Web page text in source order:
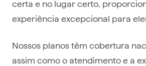
certa e no lugar certo,
experiência excepcional para
Nossos planos têm cobertura
assim como o atendimento e a